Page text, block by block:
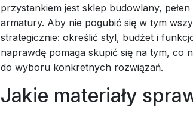
przystankiem jest sklep budowlany,
armatury. Aby nie pogubić się w tym
strategicznie: określić styl, budżet i
naprawdę pomaga skupić się na tym, co
do wyboru konkretnych rozwiązań.
Jakie materiały